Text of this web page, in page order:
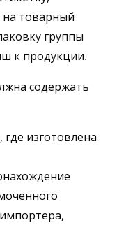
товарный
группы
к продукции.
содержать
изготовлена